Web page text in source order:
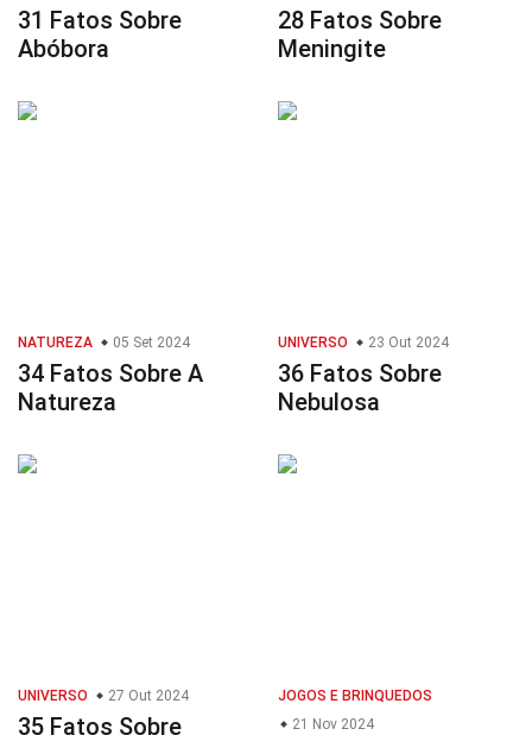
31 Fatos Sobre
Abóbora
28 Fatos Sobre
Meningite
NATUREZA 05 Set 2024
34 Fatos Sobre A
Natureza
UNIVERSO 23 Out 2024
36 Fatos Sobre
Nebulosa
UNIVERSO 27 Out 2024
35 Fatos Sobre
JOGOS E BRINQUEDOS
21 Nov 2024